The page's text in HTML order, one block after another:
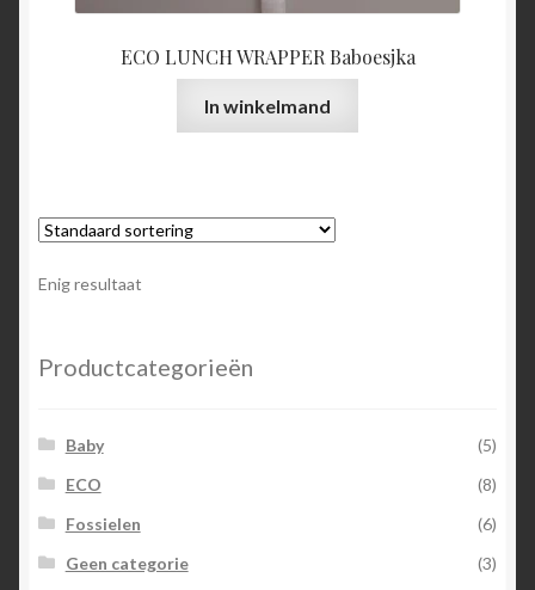
ECO LUNCH WRAPPER Baboesjka
In winkelmand
Enig resultaat
Productcategorieën
Baby
(5)
ECO
(8)
Fossielen
(6)
Geen categorie
(3)